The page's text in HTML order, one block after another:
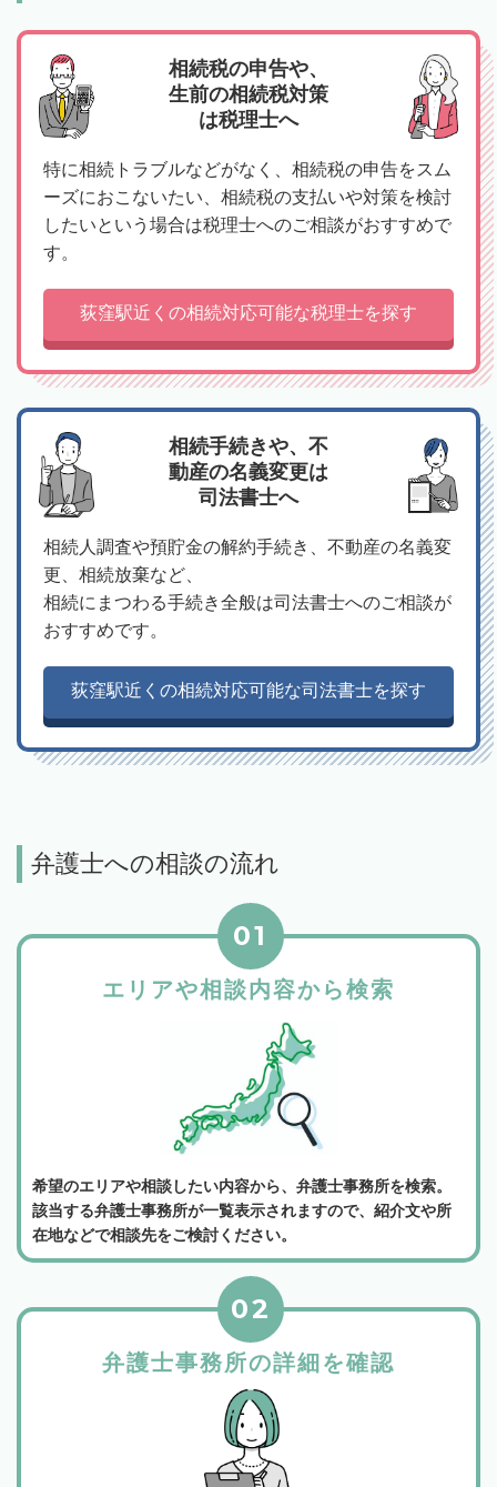
相続税の申告や、
生前の相続税対策
は税理士へ
特に相続トラブルなどがなく、相続税の申告をスム
ーズにおこないたい、相続税の支払いや対策を検討
したいという場合は税理士へのご相談がおすすめで
す。
荻窪駅近くの相続対応可能な税理士を探す
相続手続きや、不
動産の名義変更は
司法書士へ
相続人調査や預貯金の解約手続き、不動産の名義変
更、相続放棄など、
相続にまつわる手続き全般は司法書士へのご相談が
おすすめです。
荻窪駅近くの相続対応可能な司法書士を探す
弁護士への相談の流れ
エリアや相談内容から検索
01
希望のエリアや相談したい内容から、弁護士事務所を検索。
該当する弁護士事務所が一覧表示されますので、紹介文や所
在地などで相談先をご検討ください。
弁護士事務所の詳細を確認
02